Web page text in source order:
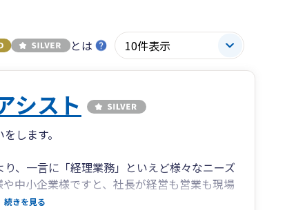
とは
シスト
します。
、一言に「経理業務」といえど様々なニーズ
中小企業様ですと、社長が経営も営業も現場
いのではないでしょうか。
続きを見る